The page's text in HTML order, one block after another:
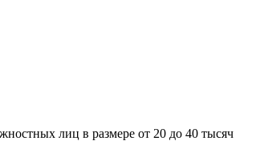
лиц в размере от 20 до 40 тысяч